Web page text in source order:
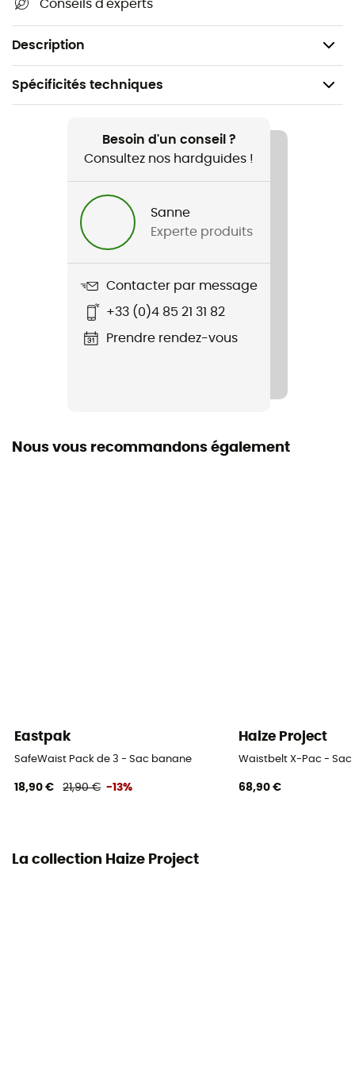
Conseils d'experts
Description
est votre alliée pour des escapades réussies.
Dimensions : 85 à 123 cm de tour de taille
Spécificités techniques
Voyage / Lifestyle
Homme / Femme
Nom du produit
Waistbelt Original
Besoin d'un conseil ?
Consultez nos hardguides !
Sanne
Experte produits
Contacter par message
+33 (0)4 85 21 31 82
Prendre rendez-vous
Nous vous recommandons également
Eastpak
SafeWaist Pack de 3 - Sac banane
18,90 € 21,90 € -13%
Haize Project
Waistbelt X-Pac - Sac
68,90 €
La collection Haize Project